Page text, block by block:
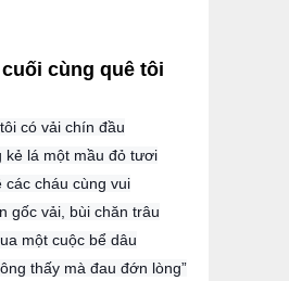
cuối cùng quê tôi
có vải chín đầu
kẻ lá một mầu đỏ tươi
các cháu cùng vui
gốc vải, bùi chăn trâu
một cuộc bể dâu
thấy mà đau đớn lòng”